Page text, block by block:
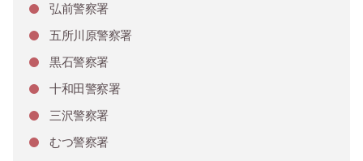
弘前警察署
五所川原警察署
黒石警察署
十和田警察署
三沢警察署
むつ警察署